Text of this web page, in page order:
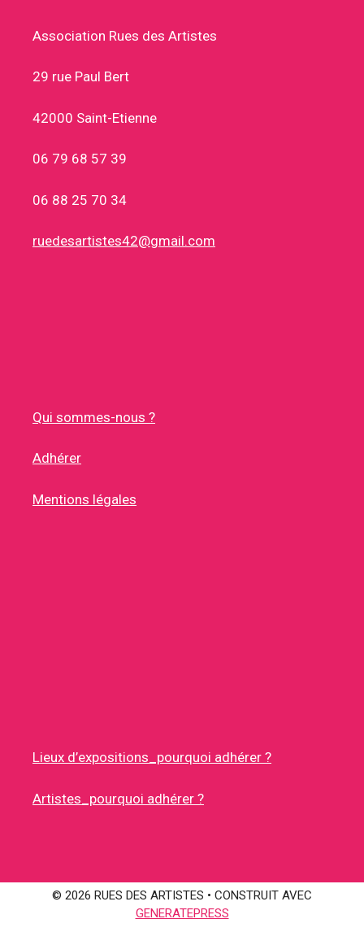
Association Rues des Artistes
29 rue Paul Bert
42000 Saint-Etienne
06 79 68 57 39
06 88 25 70 34
ruedesartistes42@gmail.com
Qui sommes-nous ?
Adhérer
Mentions légales
Lieux d’expositions_pourquoi adhérer ?
Artistes_pourquoi adhérer ?
© 2026 RUES DES ARTISTES • CONSTRUIT AVEC
GENERATEPRESS